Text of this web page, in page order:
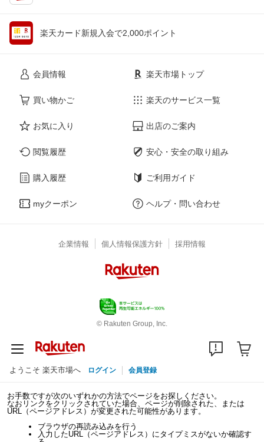
楽天カード新規入会で2,000ポイント
会員情報
買い物かご
お気に入り
閲覧履歴
購入履歴
myクーポン
楽天市場トップ
楽天のサービス一覧
出店のご案内
安心・安全の取り組み
ご利用ガイド
ヘルプ・問い合わせ
企業情報 個人情報保護方針 採用情報
© Rakuten Group, Inc.
ようこそ 楽天市場へ ログイン 会員登録
お手数ですが次のいずれかの方法でページをお探しください。
なおリンクをクリックされていた場合、ページが削除された、または
URL（ページアドレス）が変更された可能性があります。
ブラウザの再読み込みを行う
入力したURL（ページアドレス）にタイプミスがないか確認す